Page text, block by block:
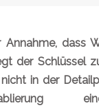
Annahme, dass
der Schlüssel
in der